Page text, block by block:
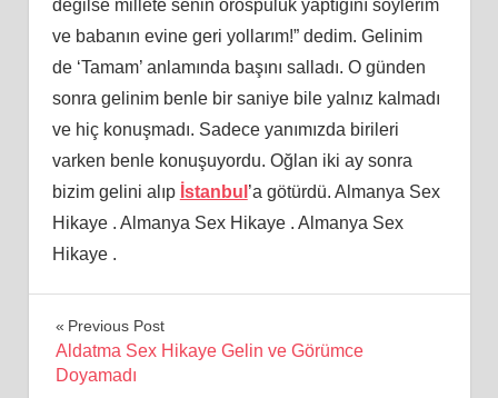
değilse millete senin orospuluk yaptığını söylerim
ve babanın evine geri yollarım!” dedim. Gelinim
de ‘Tamam’ anlamında başını salladı. O günden
sonra gelinim benle bir saniye bile yalnız kalmadı
ve hiç konuşmadı. Sadece yanımızda birileri
varken benle konuşuyordu. Oğlan iki ay sonra
bizim gelini alıp İstanbul ’a götürdü. Almanya Sex
Hikaye . Almanya Sex Hikaye . Almanya Sex
Hikaye .
Yazı
gezinmesi
Previous Post
Aldatma Sex Hikaye Gelin ve Görümce
Doyamadı